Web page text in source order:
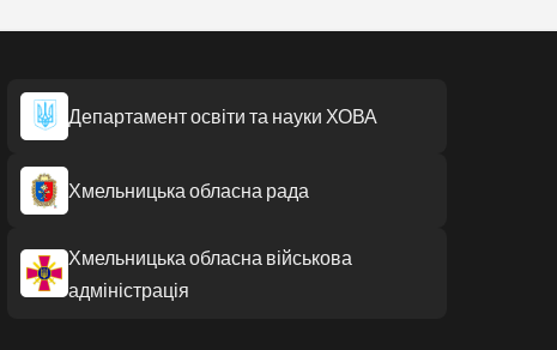
Департамент освіти та науки ХОВА
Хмельницька обласна рада
Хмельницька обласна військова
адміністрація